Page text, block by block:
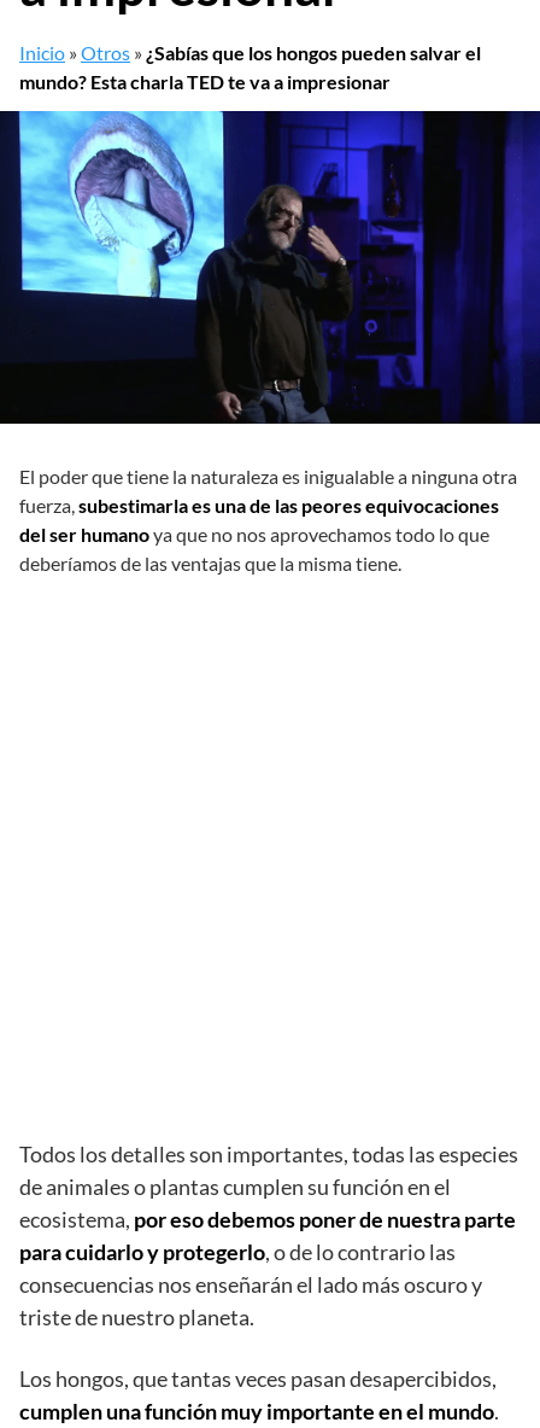
Inicio »Otros » ¿Sabías que los hongos pueden salvar el
mundo? Esta charla TED te va a impresionar
El poder que tiene la naturaleza es inigualable a ninguna otra
fuerza, subestimarla es una de las peores equivocaciones
del ser humanoya que no nos aprovechamos todo lo que
deberíamos de las ventajas que la misma tiene.
Todos los detalles son importantes, todas las especies
de animales o plantas cumplen su función en el
ecosistema, por eso debemos poner de nuestra parte
para cuidarlo y protegerlo, o de lo contrario las
consecuencias nos enseñarán el lado más oscuro y
triste de nuestro planeta.
Los hongos, que tantas veces pasan desapercibidos,
cumplen una función muy importante en el mundo.